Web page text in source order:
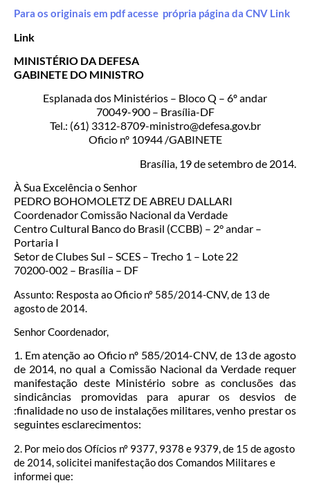
Para os originais em pdf acesse própria página da CNV Link
Link
MINISTÉRIO DA DEFESA
GABINETE DO MINISTRO
Esplanada dos Ministérios – Bloco Q – 6º andar
70049-900 – Brasília-DF
Tel.: (61) 3312-8709-ministro@defesa.gov.br
Oficio nº 10944 /GABINETE
Brasília, 19 de setembro de 2014.
À Sua Excelência o Senhor
PEDRO BOHOMOLETZ DE ABREU DALLARI
Coordenador Comissão Nacional da Verdade
Centro Cultural Banco do Brasil (CCBB) – 2° andar –
Portaria I
Setor de Clubes Sul – SCES – Trecho 1 – Lote 22
70200-002 – Brasília – DF
Assunto: Resposta ao Oficio nº 585/2014-CNV, de 13 de
agosto de 2014.
Senhor Coordenador,
1. Em atenção ao Oficio nº 585/2014-CNV, de 13 de agosto
de 2014, no qual a Comissão Nacional da Verdade requer
manifestação deste Ministério sobre as conclusões das
sindicâncias promovidas para apurar os desvios de
:finalidade no uso de instalações militares, venho prestar os
seguintes esclarecimentos:
2. Por meio dos Ofícios nº 9377, 9378 e 9379, de 15 de agosto
de 2014, solicitei manifestação dos Comandos Militares e
informei que: